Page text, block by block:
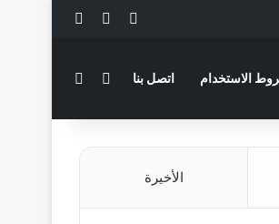
فيسبوك
الاستخدام اتصل بنا الوضع المظلم
الأخيرة